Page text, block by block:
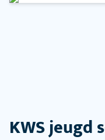
KWS jeugd